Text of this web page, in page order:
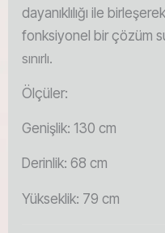
dayanıklılığı ile
fonksiyonel bir çözüm
sınırlı.
Ölçüler:
Genişlik: 130 cm
Derinlik: 68 cm
Yükseklik: 79 cm